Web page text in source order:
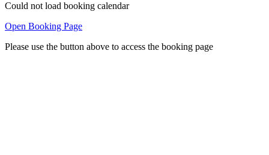
Could not load booking calendar
Open Booking Page
Please use the button above to access the booking page